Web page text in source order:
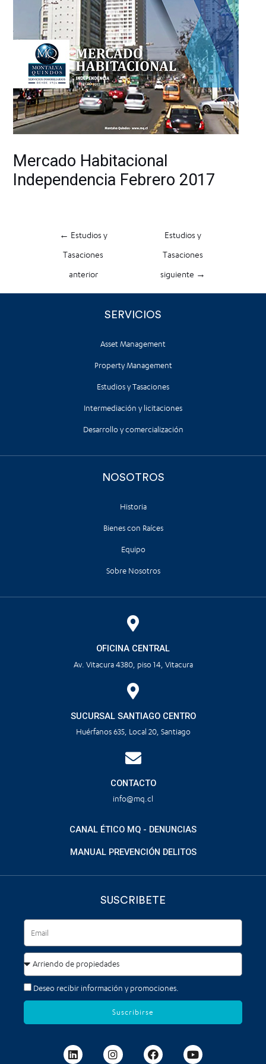
Mercado Habitacional
Independencia Febrero 2017
← Estudios y
Tasaciones
anterior
Estudios y
Tasaciones
siguiente →
SERVICIOS
Asset Management
Property Management
Estudios y Tasaciones
Intermediación y licitaciones
Desarrollo y comercialización
NOSOTROS
Historia
Bienes con Raíces
Equipo
Sobre Nosotros
OFICINA CENTRAL
Av. Vitacura 4380, piso 14, Vitacura
SUCURSAL SANTIAGO CENTRO
Huérfanos 635, Local 20, Santiago
CONTACTO
info@mq.cl
CANAL ÉTICO MQ - DENUNCIAS
MANUAL PREVENCIÓN DELITOS
SUSCRIBETE
Deseo recibir información y promociones.
Suscribirse